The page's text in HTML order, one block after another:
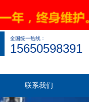
全国统一热线：
15650598391
联系我们